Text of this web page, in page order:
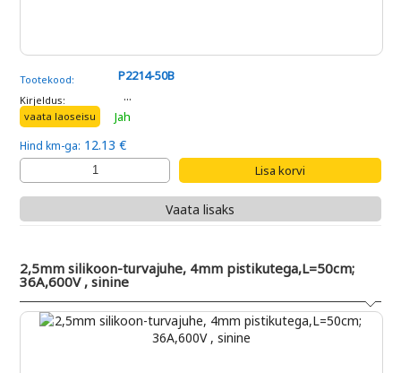
Tootekood: P2214-50B
Kirjeldus: ...
vaata laoseisu Jah
Hind km-ga: 12.13 €
Vaata lisaks
2,5mm silikoon-turvajuhe, 4mm pistikutega,L=50cm;
36A,600V , sinine